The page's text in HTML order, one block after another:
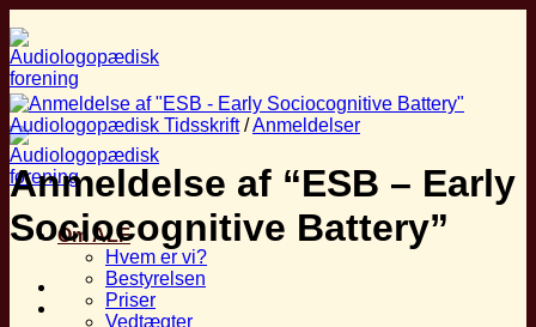
til
indhold
Om ALF
Hvem er vi?
Bestyrelsen
Priser
Vedtægter
Audiologopædisk Tidsskrift /Anmeldelser
Anmeldelse af “ESB – Early
Sociocognitive Battery”